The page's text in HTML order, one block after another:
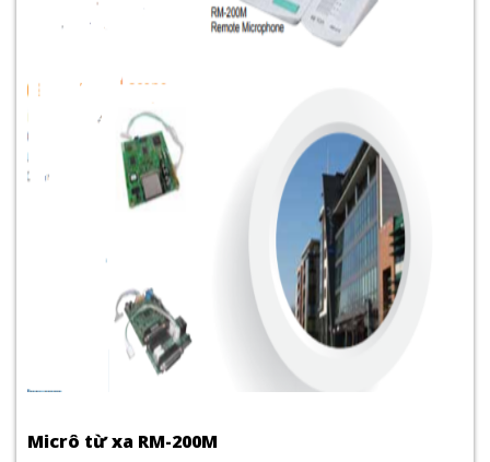
Micrô từ xa RM-200M